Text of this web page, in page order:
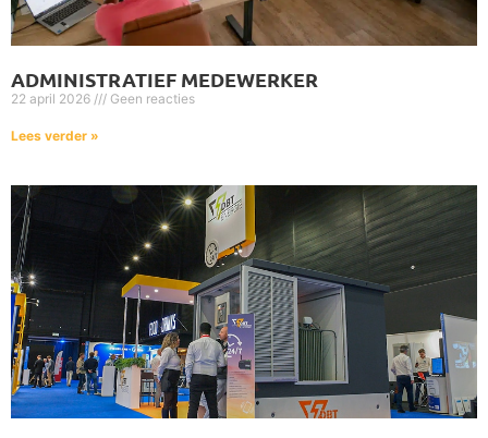
ADMINISTRATIEF MEDEWERKER
22 april 2026 Geen reacties
Lees verder »